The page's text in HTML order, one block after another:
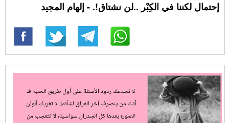
إحتمال لكننا في الكِبْر ..لن نشتاق!. - إلهام المجيد